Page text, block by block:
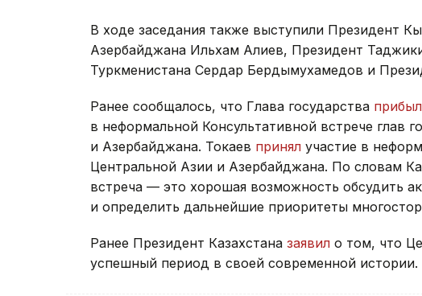
В ходе заседания также выступили Президент
Азербайджана Ильхам Алиев, Президент
Туркменистана Сердар Бердымухамедов и
Ранее сообщалось, что Глава государства прибыл
в неформальной Консультативной встрече глав
и Азербайджана. Токаев принял участие в
Центральной Азии и Азербайджана. По словам
встреча — это хорошая возможность обсудить
и определить дальнейшие приоритеты
Ранее Президент Казахстана заявил о том, что
успешный период в своей современной истории.